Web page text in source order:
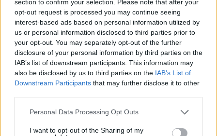
section to confirm your selection. Please note that after your
opt-out request is processed you may continue seeing
interest-based ads based on personal information utilized by
us or personal information disclosed to third parties prior to
your opt-out. You may separately opt-out of the further
disclosure of your personal information by third parties on the
IAB’s list of downstream participants. This information may
also be disclosed by us to third parties on the IAB’s List of
Downstream Participants that may further disclose it to other
Please note that this website/app uses one or more Google
not limited to your visit or usage behaviour. You may click to
Personal Data Processing Opt Outs
I want to opt-out of the Sharing of my
Games
Northern Heights